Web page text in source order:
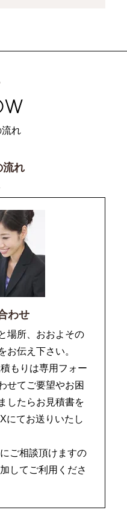
流れ
流れ
わせ
場所、おおよその
お伝え下さい。
もりは専用フォー
せてご要望やお困
したらお見積書を
にてお送りいたし
ご相談頂けますの
してご利用くださ